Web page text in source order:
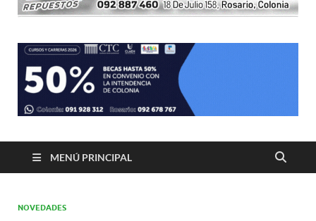
MENÚ PRINCIPAL
NOVEDADES